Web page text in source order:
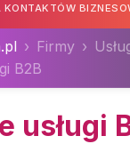
KONTAKTÓW
Firmy
B2B
usługi